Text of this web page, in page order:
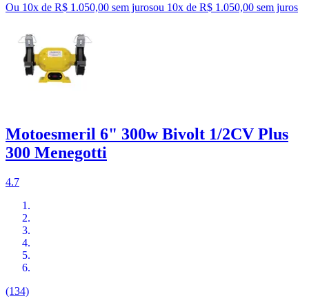
Ou 10x de R$ 1.050,00 sem jurosou 10x de R$ 1.050,00 sem juros
Motoesmeril 6" 300w Bivolt 1/2CV Plus
300 Menegotti
4.7
(134)